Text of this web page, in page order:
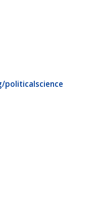
politicalscience